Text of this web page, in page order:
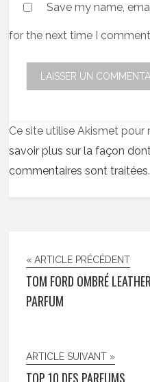
Save my name,
for the next time I
Ce site utilise Akismet pour
savoir plus sur la façon
commentaires sont traitées.
« ARTICLE PRÉCÉDENT
TOM FORD OMBRÉ LEATHER
PARFUM
ARTICLE SUIVANT »
TOP 10 DES PARFUMS